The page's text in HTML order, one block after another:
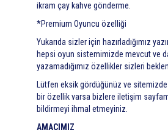
ikram çay kahve gönderme.
*Premium Oyuncu özelliği
Yukarıda sizler için hazırladığımız
hepsi oyun sistemimizde mevcut ve
yazamadığımız özellikler sizleri
Lütfen eksik gördüğünüz ve
bir özellik varsa bizlere iletişim
bildirmeyi ihmal etmeyiniz.
AMACIMIZ